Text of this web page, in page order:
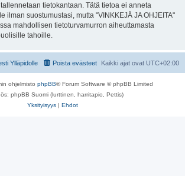
tietokantaan. Tätä tietoa ei anneta
ilman suostumustasi, mutta "VINKKEJÄ JA OHJEITA"
mahdollisen tietoturvamurron aiheuttamasta
tahoille.
Kaikki ajat ovat UTC+02:00
Poista evästeet
Ylläpidolle
ohjelmisto phpBB® Forum Software © phpBB Limited
phpBB Suomi (lurttinen, harritapio, Pettis)
Yksityisyys | Ehdot